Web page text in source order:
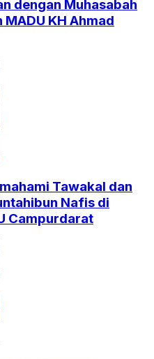
dengan Muhasabah
KH Ahmad
Tawakal dan
Nafis di
Campurdarat